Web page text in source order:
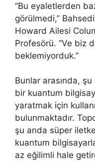
“Bu eyaletlerden
görülmedi,”
Howard Ailesi
Profesörü. “Ve biz
beklemiyorduk.”
Bunlar arasında,
bir kuantum
yaratmak için
bulunmaktadır.
şu anda süper
kuantum
az eğilimli hale